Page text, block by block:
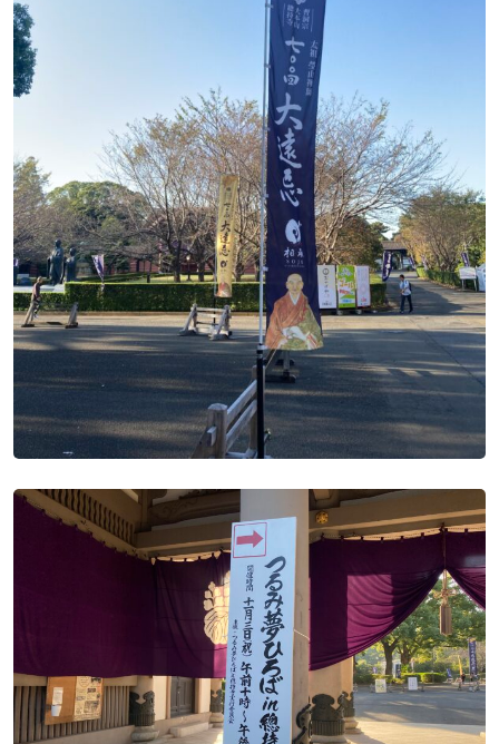
プライバシーポリシー
アクセス
045-571-0505
受付：9：00 ～ 17：00
月～金曜日（※祝祭日を除く）
閉じる